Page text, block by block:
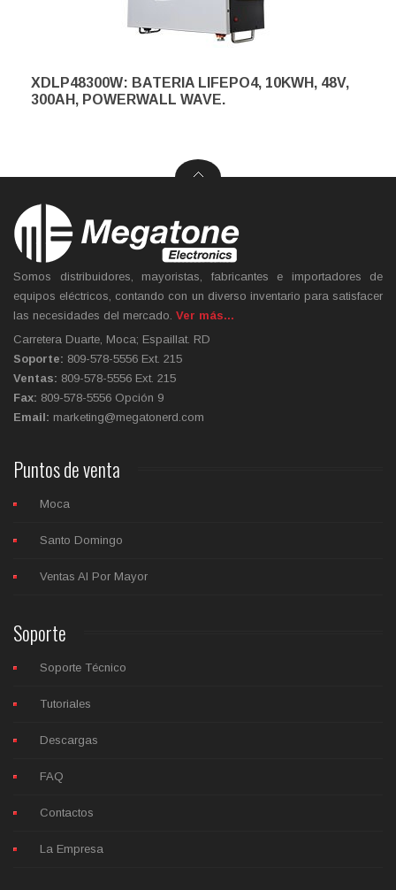
XDLP48300W: BATERIA LIFEPO4, 10KWH, 48V,
300AH, POWERWALL WAVE.
Somos distribuidores, mayoristas, fabricantes e importadores de
equipos eléctricos, contando con un diverso inventario para satisfacer
las necesidades del mercado. Ver más...
Carretera Duarte, Moca; Espaillat. RD
Soporte: 809-578-5556 Ext. 215
Ventas: 809-578-5556 Ext. 215
Fax: 809-578-5556 Opción 9
Email: marketing@megatonerd.com
Puntos de venta
Moca
Santo Domingo
Ventas Al Por Mayor
Soporte
Soporte Técnico
Tutoriales
Descargas
FAQ
Contactos
La Empresa